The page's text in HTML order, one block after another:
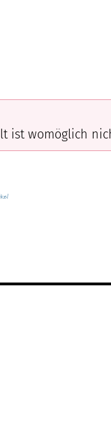
ist womöglich